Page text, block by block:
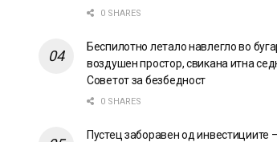
0 SHARES
Беспилотно летало навлегло во
воздушен простор, свикана итна
Советот за безбедност
0 SHARES
Пустец заборавен од инвестициите –